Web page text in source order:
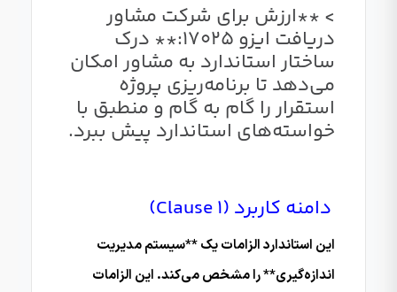
> **ارزش برای شرکت مشاور
دریافت ایزو 17025:** درک
ساختار استاندارد به مشاور امکان
می‌دهد تا برنامه‌ریزی پروژه
استقرار را گام به گام و منطبق با
خواسته‌های استاندارد پیش ببرد.
دامنه کاربرد (Clause 1)
این استاندارد الزامات یک **سیستم مدیریت
اندازه‌گیری** را مشخص می‌کند. این الزامات